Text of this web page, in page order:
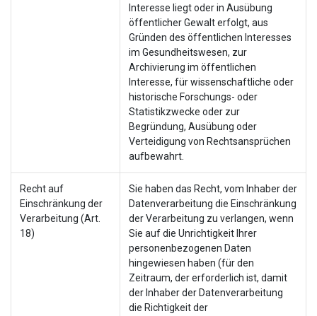
Interesse liegt oder in Ausübung
öffentlicher Gewalt erfolgt, aus
Gründen des öffentlichen Interesses
im Gesundheitswesen, zur
Archivierung im öffentlichen
Interesse, für wissenschaftliche oder
historische Forschungs- oder
Statistikzwecke oder zur
Begründung, Ausübung oder
Verteidigung von Rechtsansprüchen
aufbewahrt.
Recht auf
Einschränkung der
Verarbeitung (Art.
18)
Sie haben das Recht, vom Inhaber der
Datenverarbeitung die Einschränkung
der Verarbeitung zu verlangen, wenn
Sie auf die Unrichtigkeit Ihrer
personenbezogenen Daten
hingewiesen haben (für den
Zeitraum, der erforderlich ist, damit
der Inhaber der Datenverarbeitung
die Richtigkeit der